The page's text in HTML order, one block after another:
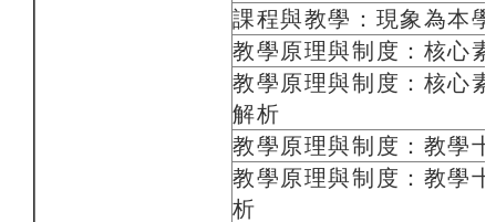
課程與教學：現象為本
教學原理與制度：核心
教學原理與制度：核心
解析
教學原理與制度：教學
教學原理與制度：教學
析